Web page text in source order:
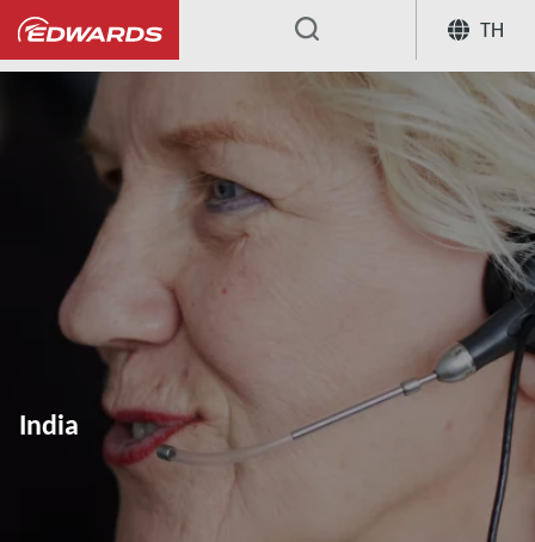
TH
...
India